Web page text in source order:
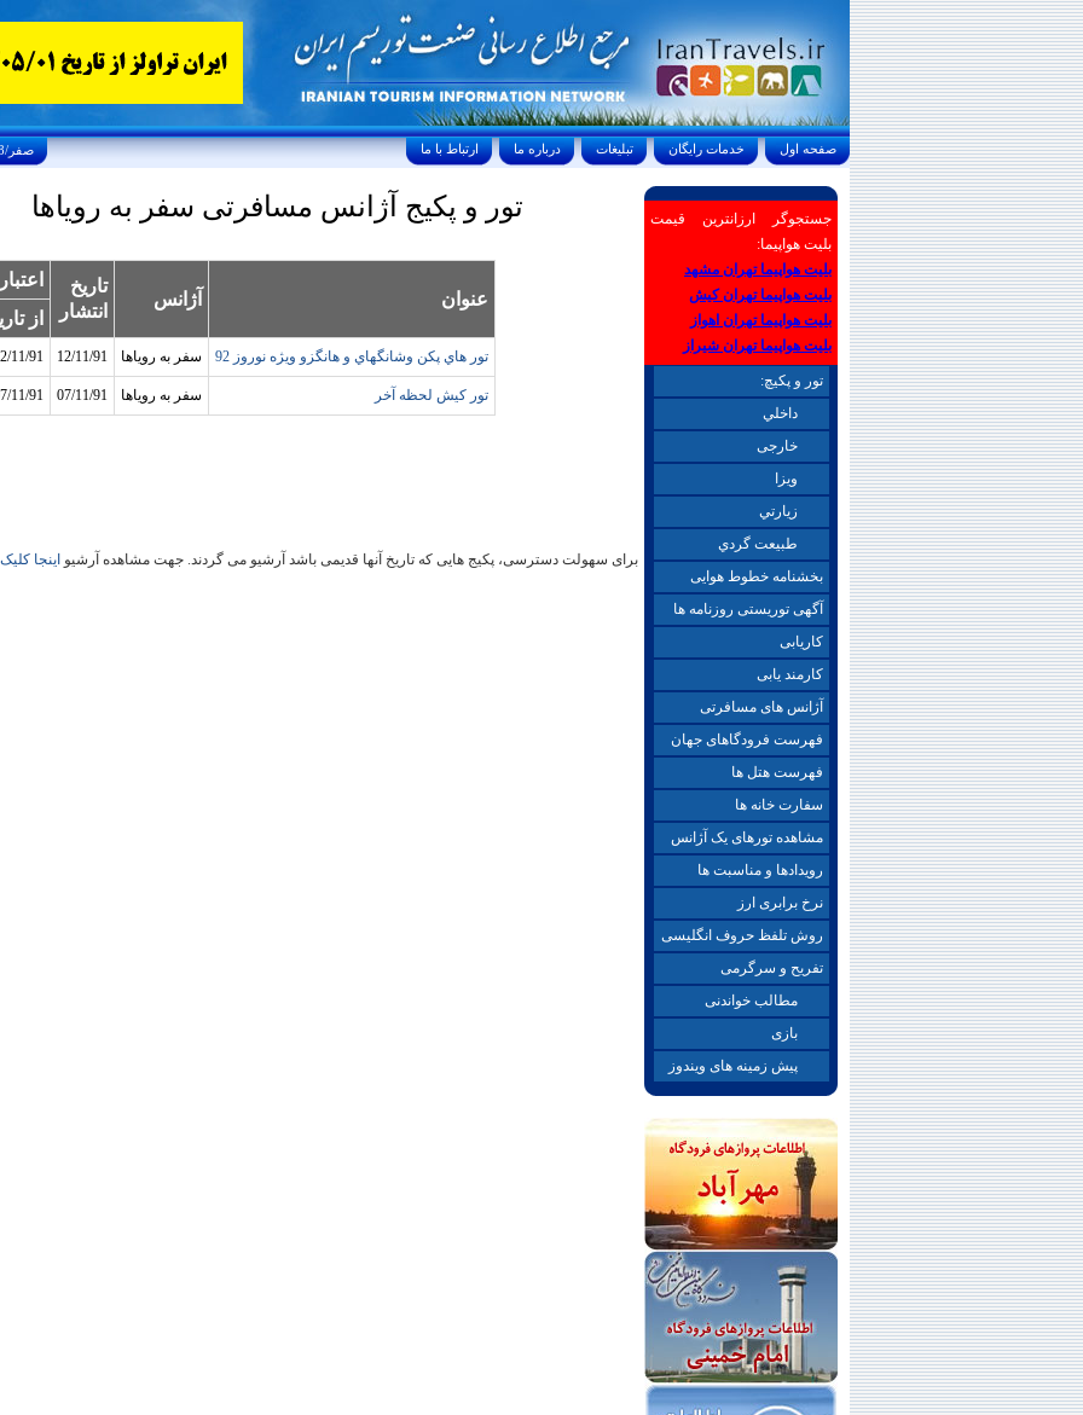
Thursday, August 6, 2026 23/صفر/1448 ارتباط با ما درباره ما تبليغات خدمات رايگان صفحه اول
تور و پکیج آژانس مسافرتی سفر به روياها
عنوان آژانس
تاريخ
انتشار
اعتبار
از
تور هاي پکن وشانگهاي و هانگزو ويژه نوروز 92 سفر به روياها 12/11/91
11/91
تور کيش لحظه آخر سفر به روياها 07/11/91
11/91
برای سهولت دسترسی، پکیج هایی که تاریخ آنها قدیمی باشد آرشیو می گردند. جهت مشاهده آرشیو اینجا
جستجوگر ارزانترین قیمت
بلیت هواپیما:
بلیت هواپیما تهران مشهد
بلیت هواپیما تهران کیش
بلیت هواپیما تهران اهواز
بلیت هواپیما تهران شیراز
تور و پکیچ:
داخلي
خارجی
ويزا
زيارتي
طبيعت گردي
بخشنامه خطوط هوایی
آگهی توریستی روزنامه ها
کاریابی
کارمند یابی
آژانس های مسافرتی
فهرست فرودگاهای جهان
فهرست هتل ها
سفارت خانه ها
مشاهده تورهای یک آژانس
رویدادها و مناسبت ها
نرخ برابری ارز
روش تلفظ حروف انگلیسی
تفریح و سرگرمی
مطالب خواندنی
بازی
پیش زمینه های ویندوز